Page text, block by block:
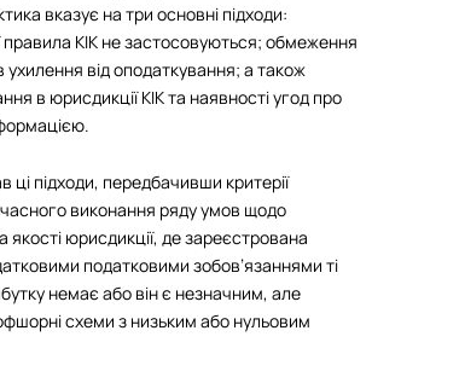
вказує на три основні підходи:
КІК не застосовуються; обмеження
від оподаткування; а також
в юрисдикції КІК та наявності угод про
підходи, передбачивши критерії
виконання ряду умов щодо
якості юрисдикції, де зареєстрована
податковими зобов’язаннями ті
немає або він є незначним, але
схеми з низьким або нульовим